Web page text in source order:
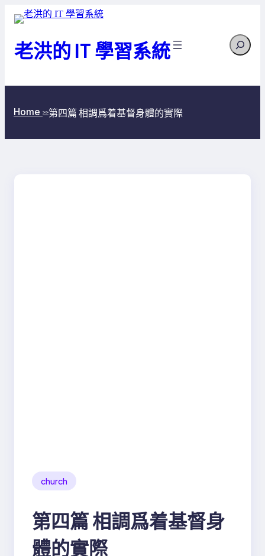
老洪的 IT 學習系統 Search
Home >>第四篇 相調爲着基督身體的實際
church
第四篇 相調爲着基督身
體的實際